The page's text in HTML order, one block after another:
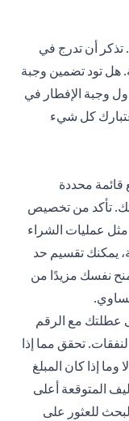
أن تدرج في
هل تود تضمين وجبة
وجبة الإفطار في
كل شيء
قائمة محددة
تأكد من تخصيص
عمليات الشراء
يمكنك تقسيم حد
نفسك مزيدًا من
عطلتك مع الرقم
تحقق مما إذا
وما إذا كان المبلغ
المتوقعة أعلى
للعثور على